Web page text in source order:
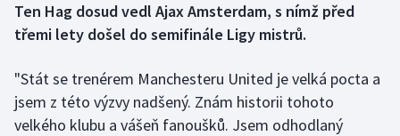
Curling
Cyklistika
Dostihy
Ten Hag dosud vedl Ajax Amsterdam, s nímž před
třemi lety došel do semifinále Ligy mistrů.
"Stát se trenérem Manchesteru United je velká pocta a
jsem z této výzvy nadšený. Znám historii tohoto
velkého klubu a vášeň fanoušků. Jsem odhodlaný